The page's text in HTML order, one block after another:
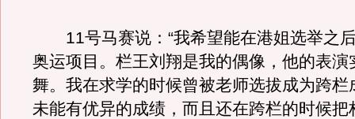
11号马赛说：“我希望能在港姐选举之
奥运项目。栏王刘翔是我的偶像，他的表演
舞。我在求学的时候曾被老师选拔成为跨栏
未能有优异的成绩，而且还在跨栏的时候把